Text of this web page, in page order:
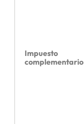
Impuesto
complementario